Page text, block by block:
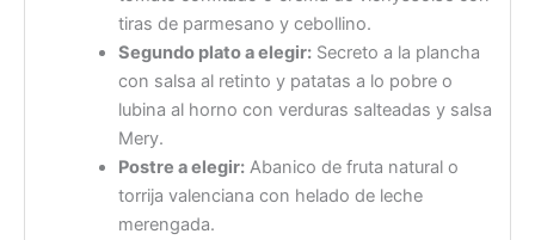
tiras de parmesano y cebollino.
Segundo plato a elegir: Secreto a la plancha
con salsa al retinto y patatas a lo pobre o
lubina al horno con verduras salteadas y salsa
Mery.
Postre a elegir: Abanico de fruta natural o
torrija valenciana con helado de leche
merengada.